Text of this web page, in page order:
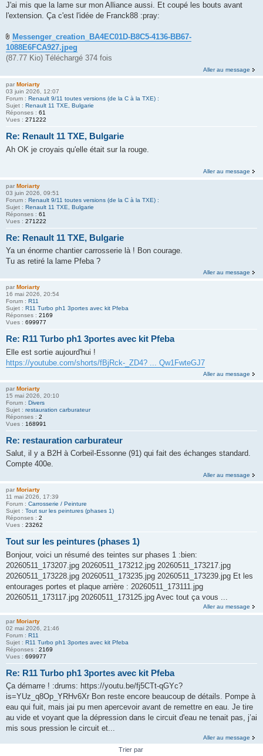
J'ai mis que la lame sur mon Alliance aussi. Et coupé les bouts avant
l'extension. Ça c'est l'idée de Franck88 :pray:
Messenger_creation_BA4EC01D-B8C5-4136-BB67-
1088E6FCA927.jpeg
(87.77 Kio) Téléchargé 374 fois
Aller au message
par Moriarty
03 juin 2026, 12:07
Forum : Renault 9/11 toutes versions (de la C à la TXE) :
Sujet : Renault 11 TXE, Bulgarie
Réponses : 61
Vues : 271222
Re: Renault 11 TXE, Bulgarie
Ah OK je croyais qu'elle était sur la rouge.
Aller au message
par Moriarty
03 juin 2026, 09:51
Forum : Renault 9/11 toutes versions (de la C à la TXE) :
Sujet : Renault 11 TXE, Bulgarie
Réponses : 61
Vues : 271222
Re: Renault 11 TXE, Bulgarie
Ya un énorme chantier carrosserie là ! Bon courage.
Tu as retiré la lame Pfeba ?
Aller au message
par Moriarty
16 mai 2026, 20:54
Forum : R11
Sujet : R11 Turbo ph1 3portes avec kit Pfeba
Réponses : 2169
Vues : 699977
Re: R11 Turbo ph1 3portes avec kit Pfeba
Elle est sortie aujourd'hui !
https://youtube.com/shorts/fBjRck-_ZD4? ... Qw1FwteGJ7
Aller au message
par Moriarty
15 mai 2026, 20:10
Forum : Divers
Sujet : restauration carburateur
Réponses : 2
Vues : 168991
Re: restauration carburateur
Salut, il y a B2H à Corbeil-Essonne (91) qui fait des échanges standard.
Compte 400e.
Aller au message
par Moriarty
11 mai 2026, 17:39
Forum : Carrosserie / Peinture
Sujet : Tout sur les peintures (phases 1)
Réponses : 2
Vues : 23262
Tout sur les peintures (phases 1)
Bonjour, voici un résumé des teintes sur phases 1 :bien:
20260511_173207.jpg 20260511_173212.jpg 20260511_173217.jpg
20260511_173228.jpg 20260511_173235.jpg 20260511_173239.jpg Et les
entourages portes et plaque arrière : 20260511_173111.jpg
20260511_173117.jpg 20260511_173125.jpg Avec tout ça vous ...
Aller au message
par Moriarty
02 mai 2026, 21:46
Forum : R11
Sujet : R11 Turbo ph1 3portes avec kit Pfeba
Réponses : 2169
Vues : 699977
Re: R11 Turbo ph1 3portes avec kit Pfeba
Ça démarre ! :drums: https://youtu.be/fj5CTt-qGYc?
is=YUz_q8Op_YRHv6Xr Bon reste encore beaucoup de détails. Pompe à
eau qui fuit, mais jai pu men apercevoir avant de remettre en eau. Je tire
au vide et voyant que la dépression dans le circuit d'eau ne tenait pas, j’ai
mis sous pression le circuit et...
Aller au message
Trier par